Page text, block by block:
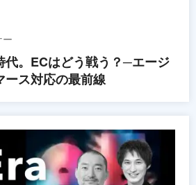
代。ECはどう戦う？─エージ
ース対応の最前線